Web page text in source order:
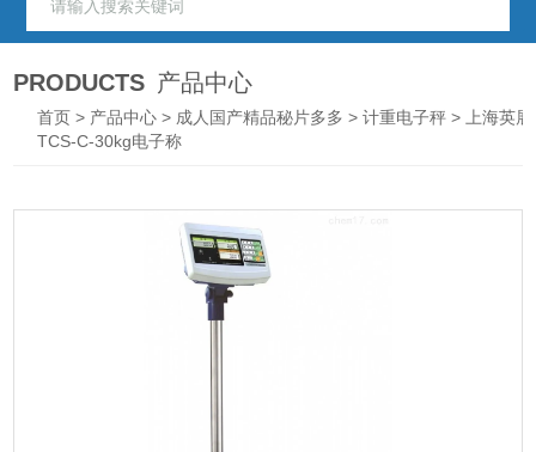
PRODUCTS 产品中心
首页 > 产品中心 > 成人国产精品秘片多多 >计重电子秤 > 上海英展
TCS-C-30kg电子称